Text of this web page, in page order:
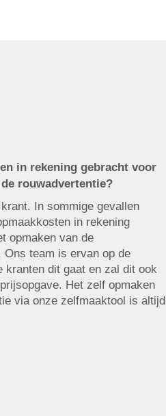
in rekening gebracht voor
rouwadvertentie?
In sommige gevallen
in rekening
opmaken van de
Ons team is ervan op de
kranten dit gaat en zal dit ook
Het zelf opmaken
via onze zelfmaaktool is altijd